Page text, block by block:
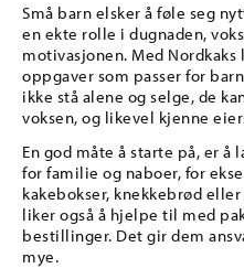
Små barn elsker å føle seg
en ekte rolle i dugnaden,
motivasjonen. Med
oppgaver som passer for
ikke stå alene og selge, de
voksen, og likevel kjenne
En god måte å starte på, er
for familie og naboer, for
kakebokser, knekkebrød
liker også å hjelpe til med
bestillinger. Det gir dem
mye.